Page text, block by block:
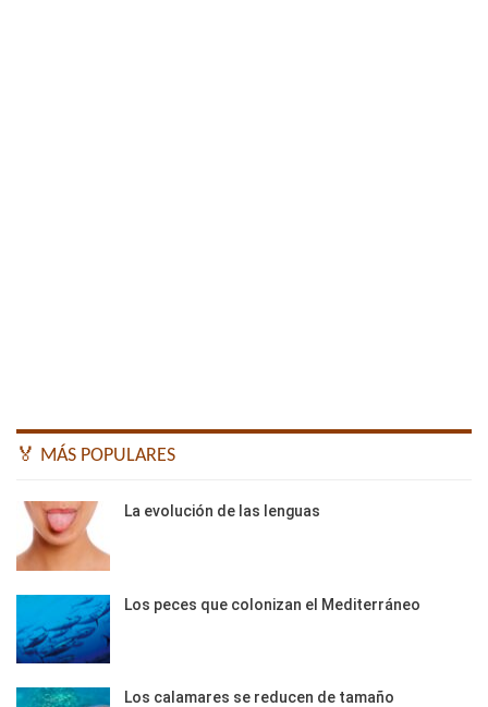
🏅 MÁS POPULARES
La evolución de las lenguas
Los peces que colonizan el Mediterráneo
Los calamares se reducen de tamaño